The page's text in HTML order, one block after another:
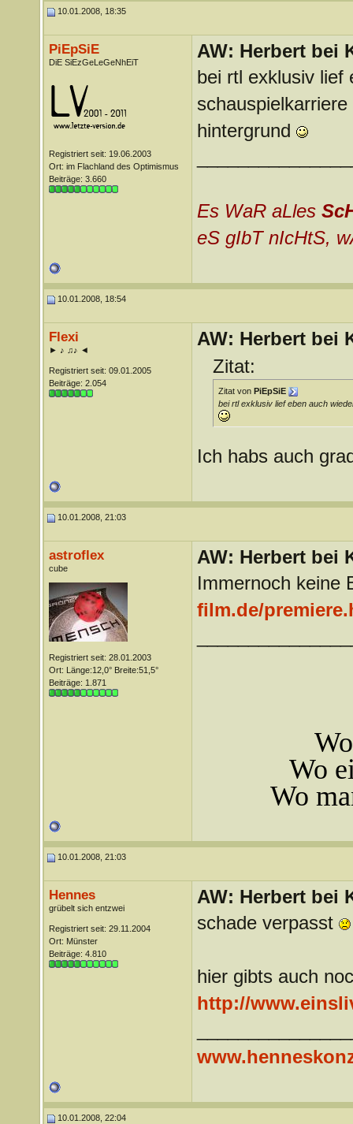
10.01.2008, 18:35
PiEpSiE
DiE SiEzGeLeGeNhEiT
Registriert seit: 19.06.2003
Ort: im Flachland des Optimismus
Beiträge: 3.660
AW: Herbert bei
bei rtl exklusiv lief
hintergrund
Es WaR aLles
eS gIbT nIcHtS,
10.01.2008, 18:54
Flexi
► ♪ ♫♪ ◄
Registriert seit: 09.01.2005
Beiträge: 2.054
AW: Herbert bei
Zitat:
Zitat von PiEpSiE
bei rtl exklusiv lief eben auch
Ich habs auch
10.01.2008, 21:03
astroflex
cube
Registriert seit: 28.01.2003
Ort: Länge:12,0° Breite:51,5°
Beiträge: 1.871
AW: Herbert bei
Immernoch keine
film.de/
Wo
Wo
10.01.2008, 21:03
Hennes
grübelt sich entzwei
Registriert seit: 29.11.2004
Ort: Münster
Beiträge: 4.810
AW: Herbert bei
schade verpasst
hier gibts auch
http://
10.01.2008, 22:04